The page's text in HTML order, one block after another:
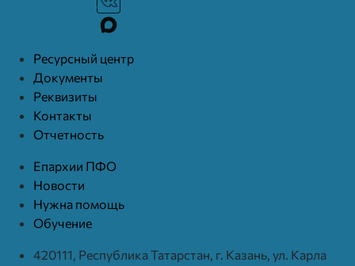
Ресурcный центр
Документы
Реквизиты
Контакты
Отчетность
Епархии ПФО
Новости
Нужна помощь
Обучение
420111, Республика Татарстан, г. Казань, ул. Карла